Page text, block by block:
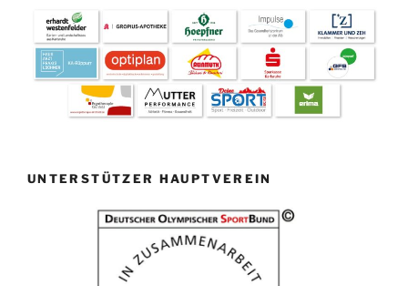
UNTERSTÜTZER HAUPTVEREIN